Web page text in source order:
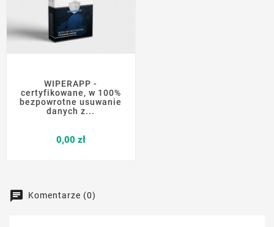
WIPERAPP -
certyfikowane, w 100%
bezpowrotne usuwanie
danych z...
0,00 złCena
Komentarze (0)